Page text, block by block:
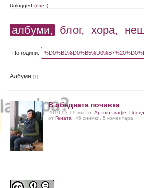
Unlogged (влез)
албуми, блог, хора,
По години:
Албуми(1)
В обедната почивка
2010-03-19 място:Артнюз кафе ,
отГената , 46 снимки, 5 коментара